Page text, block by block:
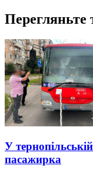
Перегляньте
У
пасажирка